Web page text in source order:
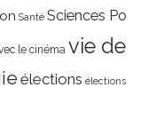
Santé Sciences Po
le cinéma vie de
élections élections